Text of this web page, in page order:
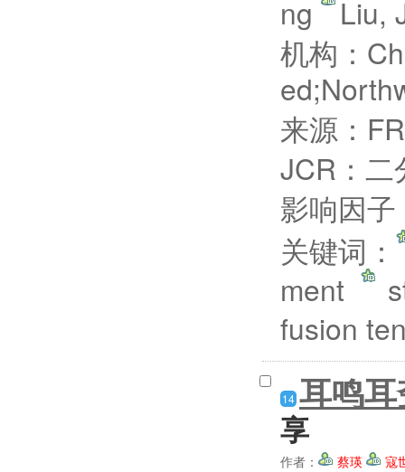
ng
Liu,
机构：
来源：
JCR：二
影响因
关键词：
ment
fusion
14 耳鸣
享
作者： 蔡瑛 寇